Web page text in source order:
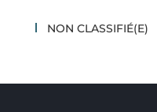
NON CLASSIFIÉ(E)